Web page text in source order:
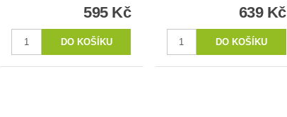
595 Kč 639 Kč